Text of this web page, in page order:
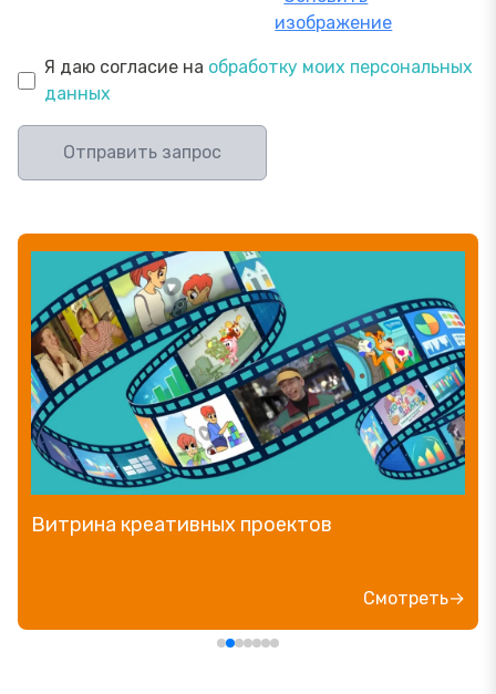
изображение
Я даю согласие на обработку моих персональных
данных
Отправить запрос
Прямой эфир «Мошенник VS Финансовый
Посмотреть→